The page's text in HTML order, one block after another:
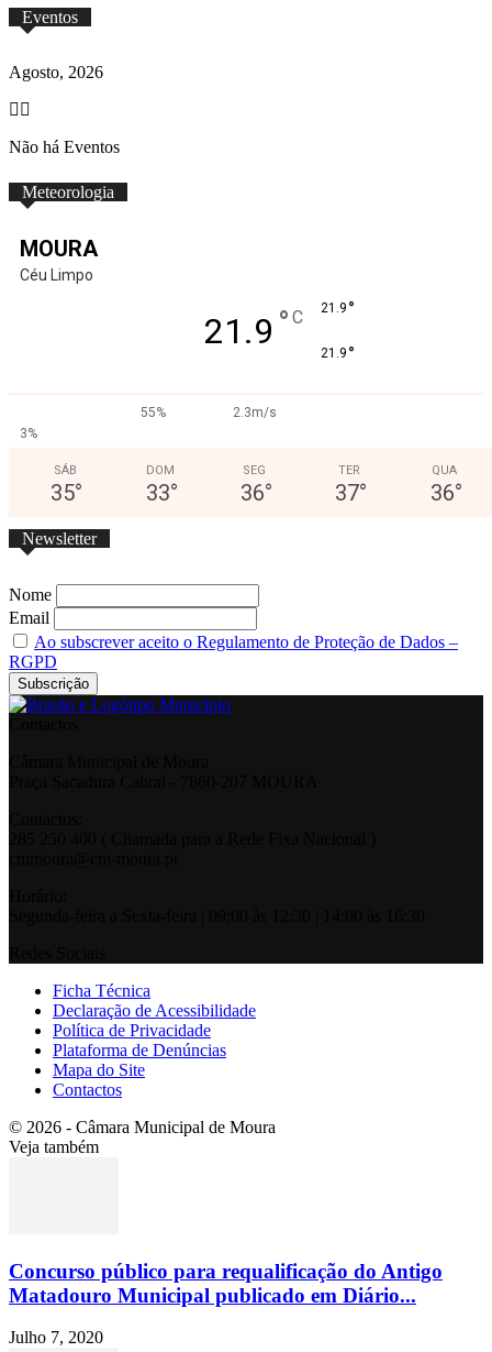
Eventos
Agosto, 2026
Não há Eventos
Meteorologia
MOURA
Céu Limpo
21.9 ° C 21.9 °
21.9 °
55%
2.3m/s
3%
SÁB
35°
DOM
33°
SEG
36°
TER
37°
QUA
36°
Newsletter
Nome
Email
Ao subscrever aceito o Regulamento de Proteção de Dados –
RGPD
Ficha Técnica
Declaração de Acessibilidade
Política de Privacidade
Plataforma de Denúncias
Mapa do Site
Contactos
© 2026 - Câmara Municipal de Moura
Veja também
Concurso público para requalificação do Antigo
Matadouro Municipal publicado em Diário...
Julho 7, 2020